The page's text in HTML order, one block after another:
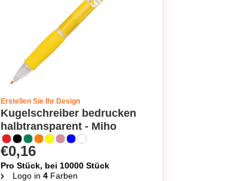
Erstellen Sie Ihr Design
Kugelschreiber bedrucken
halbtransparent - Miho
€0,16
Pro Stück, bei 10000 Stück
Logo in 4Farben